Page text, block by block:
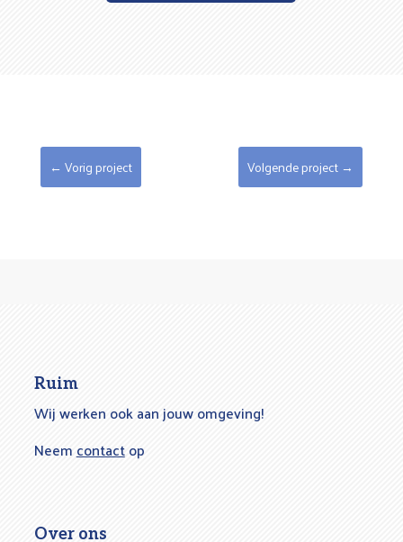
← Vorig project Volgende project →
Ruim
Wij werken ook aan jouw omgeving!
Neemcontactop
Over ons